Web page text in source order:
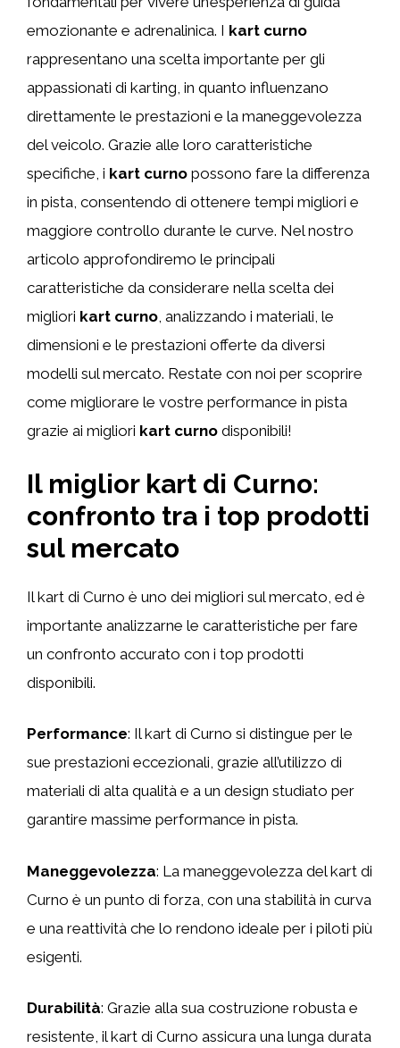
emozionante e adrenalinica. I kart curno
rappresentano una scelta importante per gli
appassionati di karting, in quanto influenzano
direttamente le prestazioni e la maneggevolezza
del veicolo. Grazie alle loro caratteristiche
specifiche, i kart curno possono fare la differenza
in pista, consentendo di ottenere tempi migliori e
maggiore controllo durante le curve. Nel nostro
articolo approfondiremo le principali
caratteristiche da considerare nella scelta dei
migliori kart curno, analizzando i materiali, le
dimensioni e le prestazioni offerte da diversi
modelli sul mercato. Restate con noi per scoprire
come migliorare le vostre performance in pista
grazie ai migliori kart curno disponibili!
Il miglior kart di Curno:
confronto tra i top prodotti
sul mercato
Il kart di Curno è uno dei migliori sul mercato, ed è
importante analizzarne le caratteristiche per fare
un confronto accurato con i top prodotti
disponibili.
Performance: Il kart di Curno si distingue per le
sue prestazioni eccezionali, grazie all’utilizzo di
materiali di alta qualità e a un design studiato per
garantire massime performance in pista.
Maneggevolezza: La maneggevolezza del kart di
Curno è un punto di forza, con una stabilità in curva
e una reattività che lo rendono ideale per i piloti più
esigenti.
Durabilità: Grazie alla sua costruzione robusta e
resistente, il kart di Curno assicura una lunga durata